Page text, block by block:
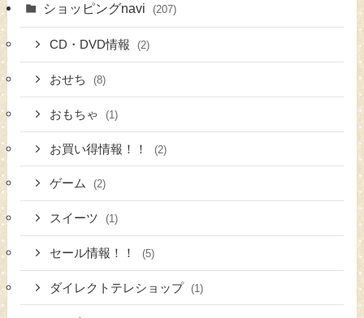
ショッピングnavi (207)
CD・DVD情報 (2)
おせち (8)
おもちゃ (1)
お買い得情報！！ (2)
ゲーム (2)
スイーツ (1)
セール情報！！ (5)
ダイレクトテレショップ (1)